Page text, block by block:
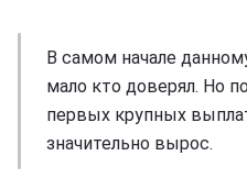
В самом начале
мало кто доверял. Но
первых крупных
значительно вырос.